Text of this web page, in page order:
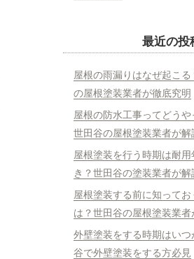
最近の投
屋根の雨漏りはなぜ起こ
の屋根塗装業者が徹底究明
屋根の防水工事ってどうや
世田谷の屋根塗装業者が解
屋根塗装を行う時期は耐
き？世田谷の塗装業者が解
屋根塗装する前に知ってお
は？世田谷の屋根塗装業者
外壁塗装をする時期はいつ
谷で外壁塗装をする方必見